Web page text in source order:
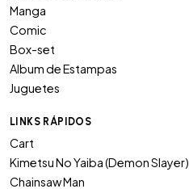
Manga
Comic
Box-set
Album de Estampas
Juguetes
LINKS RÁPIDOS
Cart
Kimetsu No Yaiba (Demon Slayer)
Chainsaw Man